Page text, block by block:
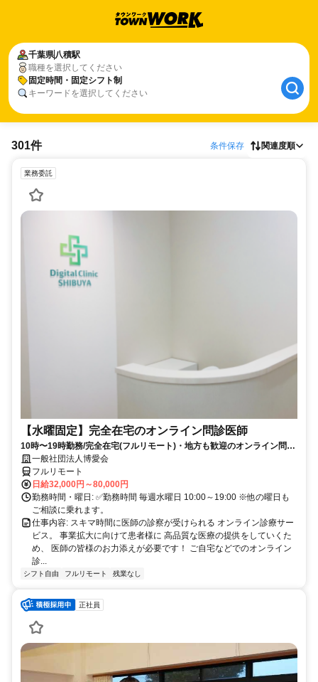
千葉県八積駅
職種を選択してください
固定時間・固定シフト制
キーワードを選択してください
301件 条件保存 関連度順
業務委託
【水曜固定】完全在宅のオンライン問診医師
10時〜19時勤務/完全在宅(フルリモート)・地方も歓迎のオンライン問診
業務一般社団法人博愛会
フルリモート
日給32,000円～80,000円
勤務時間・曜日: ✅勤務時間 毎週水曜日 10:00～19:00 ※他の曜日も
ご相談に乗れます。
仕事内容: スキマ時間に医師の診察が受けられる オンライン診療サー
ビス。 事業拡大に向けて患者様に 高品質な医療の提供をしていくた
め、 医師の皆様のお力添えが必要です！ ご自宅などでのオンライン
診...
シフト自由 フルリモート 残業なし
正社員